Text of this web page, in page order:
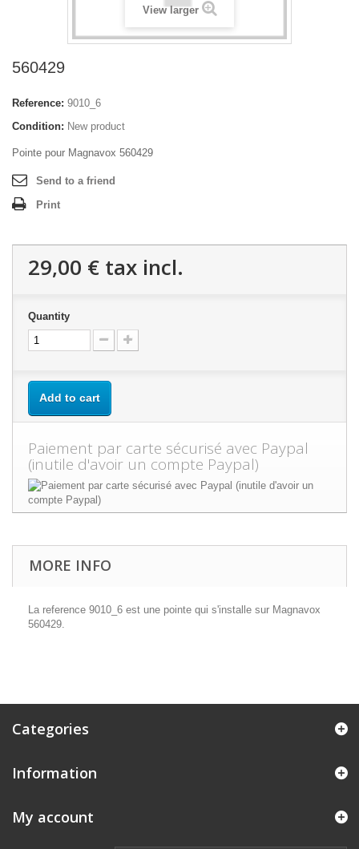
View larger
560429
Reference: 9010_6
Condition: New product
Pointe pour Magnavox 560429
Send to a friend
Print
29,00 € tax incl.
Quantity
Add to cart
Paiement par carte sécurisé avec Paypal
(inutile d'avoir un compte Paypal)
MORE INFO
La reference 9010_6 est une pointe qui s'installe sur Magnavox
560429.
Categories
Information
My account